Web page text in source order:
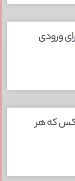
خفن برای ورودی
ای نما دار شیک؛ ۱۵ عکس که هر